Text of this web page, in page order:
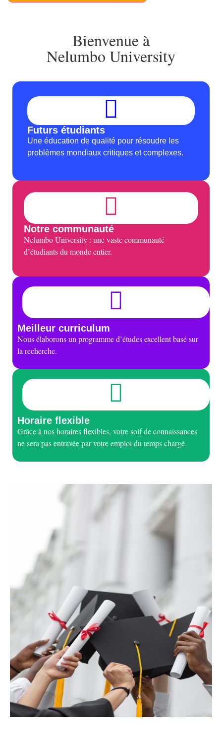
Bienvenue à
Nelumbo University
Futurs étudiants
Une éducation de qualité pour résoudre les
problèmes mondiaux critiques et complexes.
Notre communauté
Nelumbo University : une vaste communauté
d’étudiants du monde entier.
Meilleur curriculum
Nous élaborons un programme d’études excellent basé sur
la recherche.
Horaire flexible
Grâce à nos horaires flexibles, votre soif de connaissances
ne sera pas entravée par votre emploi du temps chargé.